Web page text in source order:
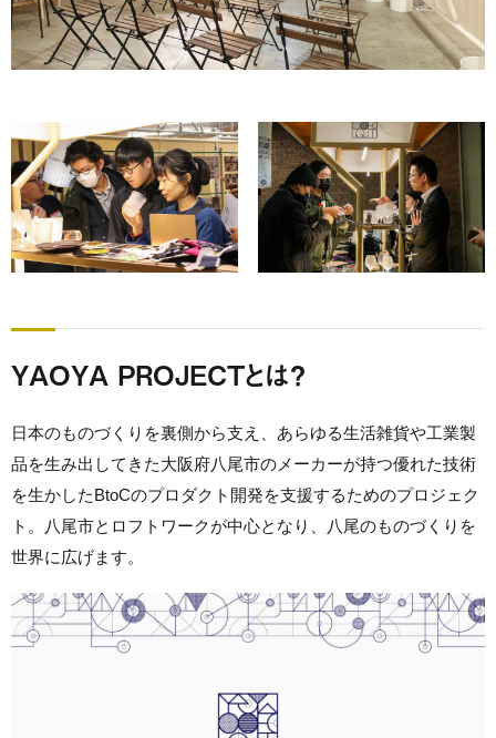
YAOYA PROJECTとは？
日本のものづくりを裏側から支え、あらゆる生活雑貨や工業製
品を生み出してきた大阪府八尾市のメーカーが持つ優れた技術
を生かしたBtoCのプロダクト開発を支援するためのプロジェク
ト。
八尾市とロフトワークが中心となり、八尾のものづくりを
世界に広げます。